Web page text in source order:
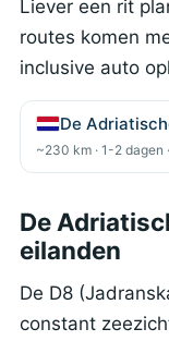
Liever een rit
routes komen
inclusive auto
De
~230 km · 1-2 dagen
De
eilanden
De D8
constant